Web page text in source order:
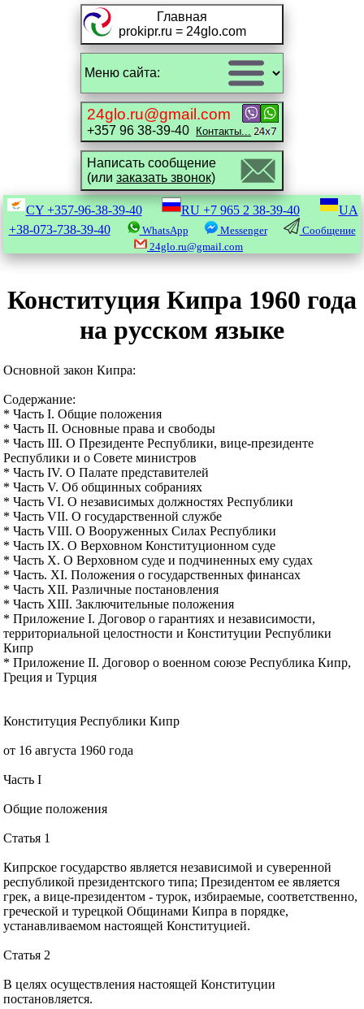
Главная
prokipr.ru = 24glo.com
24glo.ru@gmail.com
+357 96 38-39-40 Контакты...
Написать сообщение
(или заказать звонок)
CY +357-96-38-39-40 RU +7 965 2 38-39-40
UA
+38-073-738-39-40
WhatsApp Messenger
Сообщение
24glo.ru@gmail.com
Конституция Кипра 1960 года
на русском языке
Основной закон Кипра:
Содержание:
* Часть I. Общие положения
* Часть II. Основные права и свободы
* Часть III. О Президенте Республики, вице-президенте
Республики и о Совете министров
* Часть IV. О Палате представителей
* Часть V. Об общинных собраниях
* Часть VI. О независимых должностях Республики
* Часть VII. О государственной службе
* Часть VIII. О Вооруженных Силах Республики
* Часть IX. О Верховном Конституционном суде
* Часть X. О Верховном суде и подчиненных ему судах
* Часть. XI. Положения о государственных финансах
* Часть XII. Различные постановления
* Часть XIII. Заключительные положения
* Приложение I. Договор о гарантиях и независимости,
территориальной целостности и Конституции Республики
Кипр
* Приложение II. Договор о военном союзе Республика Кипр,
Греция и Турция
Конституция Республики Кипр
от 16 августа 1960 года
Часть I
Общие положения
Статья 1
Кипрское государство является независимой и суверенной
республикой президентского типа; Президентом ее является
грек, а вице-президентом - турок, избираемые, соответственно,
греческой и турецкой Общинами Кипра в порядке,
устанавливаемом настоящей Конституцией.
Статья 2
В целях осуществления настоящей Конституции
постановляется.